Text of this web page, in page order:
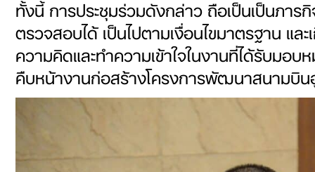
ทั้งนี้ การประชุมร่วมดังกล่าว ถือเป็นเป็นภาร
ตรวจสอบได้ เป็นไปตามเงื่อนไขมาตรฐาน แ
ความคิดและทำความเข้าใจในงานที่ได้รับมอ
คืบหน้างานก่อสร้างโครงการพัฒนาสนามบิน